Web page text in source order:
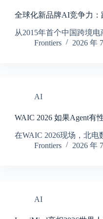
全球化新品牌AI竞争力
从2015年首个中国跨境
Frontiers
2026 年
AI
WAIC 2026 如果Agent有
在WAIC 2026现场，北
Frontiers
2026 年
AI